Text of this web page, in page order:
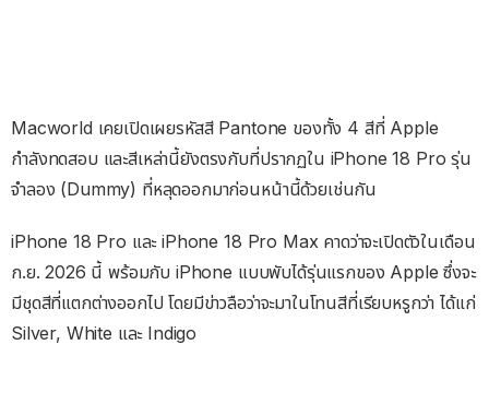
Macworld เคยเปิดเผยรหัสสี Pantone ของทั้ง 4 สีที่ Apple
กำลังทดสอบ และสีเหล่านี้ยังตรงกับที่ปรากฏใน iPhone 18 Pro รุ่น
จำลอง (Dummy) ที่หลุดออกมาก่อนหน้านี้ด้วยเช่นกัน
iPhone 18 Pro และ iPhone 18 Pro Max คาดว่าจะเปิดตัวในเดือน
ก.ย. 2026 นี้ พร้อมกับ iPhone แบบพับได้รุ่นแรกของ Apple ซึ่งจะ
มีชุดสีที่แตกต่างออกไป โดยมีข่าวลือว่าจะมาในโทนสีที่เรียบหรูกว่า ได้แก่
Silver, White และ Indigo